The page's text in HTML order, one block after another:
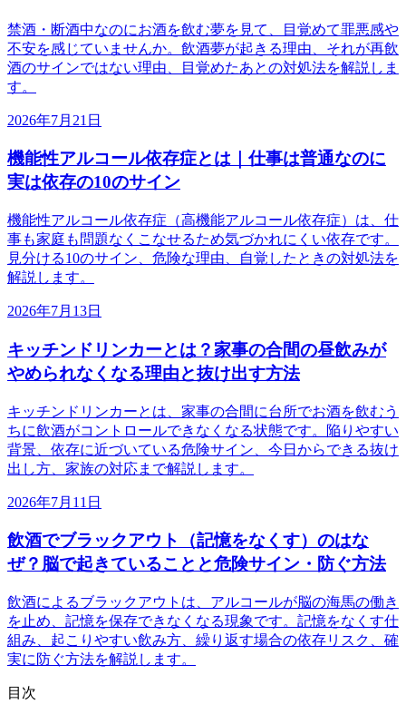
禁酒・断酒中なのにお酒を飲む夢を見て、目覚めて罪悪感や
不安を感じていませんか。飲酒夢が起きる理由、それが再飲
酒のサインではない理由、目覚めたあとの対処法を解説しま
す。
2026年7月21日
機能性アルコール依存症とは｜仕事は普通なのに
実は依存の10のサイン
機能性アルコール依存症（高機能アルコール依存症）は、仕
事も家庭も問題なくこなせるため気づかれにくい依存です。
見分ける10のサイン、危険な理由、自覚したときの対処法を
解説します。
2026年7月13日
キッチンドリンカーとは？家事の合間の昼飲みが
やめられなくなる理由と抜け出す方法
キッチンドリンカーとは、家事の合間に台所でお酒を飲むう
ちに飲酒がコントロールできなくなる状態です。陥りやすい
背景、依存に近づいている危険サイン、今日からできる抜け
出し方、家族の対応まで解説します。
2026年7月11日
飲酒でブラックアウト（記憶をなくす）のはな
ぜ？脳で起きていることと危険サイン・防ぐ方法
飲酒によるブラックアウトは、アルコールが脳の海馬の働き
を止め、記憶を保存できなくなる現象です。記憶をなくす仕
組み、起こりやすい飲み方、繰り返す場合の依存リスク、確
実に防ぐ方法を解説します。
目次